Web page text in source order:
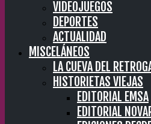
VIDEOJUEGOS
DEPORTES
ACTUALIDAD
MISCELÁNEOS
LA CUEVA DEL
HISTORIETAS VIEJAS
EDITORIAL EMSA
EDITORIAL